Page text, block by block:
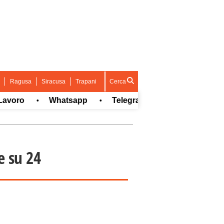
Ragusa Siracusa Trapani Cerca
• Whatsapp • Telegram
su 24